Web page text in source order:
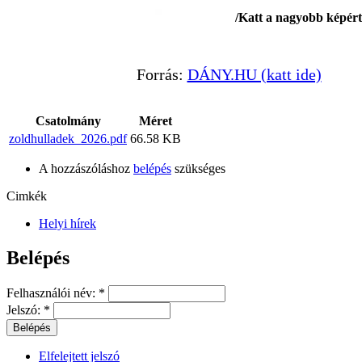
/Katt a nagyobb
Forrás: DÁNY.HU (katt ide)
Csatolmány
Méret
zoldhulladek_2026.pdf 66.58 KB
A hozzászóláshoz belépés szükséges
Cimkék
Helyi hírek
Belépés
Felhasználói név: *
Jelszó: *
Elfelejtett jelszó